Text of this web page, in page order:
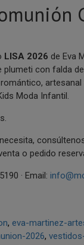
LISA 2026 de Eva
plumeti con falda
artesanal
Moda Infantil.
o pedido
· Email:
eva-martinez-
2026